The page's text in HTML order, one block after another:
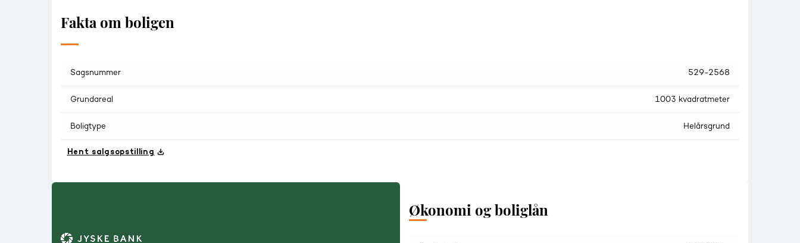
Fakta om boligen
Sagsnummer 529-2568
Grundareal 1003 kvadratmeter
Boligtype Helårsgrund
Hent salgsopstilling
Økonomi og boliglån